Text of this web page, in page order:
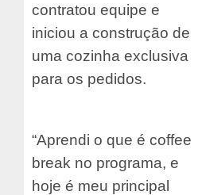
contratou equipe e
iniciou a construção de
uma cozinha exclusiva
para os pedidos.
“Aprendi o que é coffee
break no programa, e
hoje é meu principal